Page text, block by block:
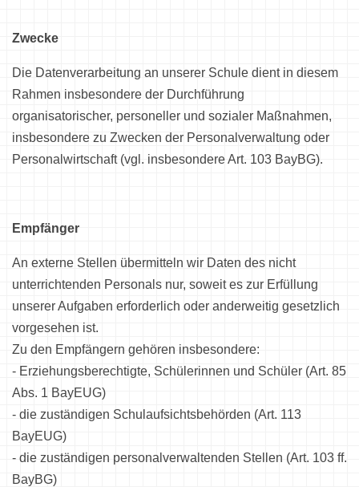
Zwecke
Die Datenverarbeitung an unserer Schule dient in diesem
Rahmen insbesondere der Durchführung
organisatorischer, personeller und sozialer Maßnahmen,
insbesondere zu Zwecken der Personalverwaltung oder
Personalwirtschaft (vgl. insbesondere Art. 103 BayBG).
Empfänger
An externe Stellen übermitteln wir Daten des nicht
unterrichtenden Personals nur, soweit es zur Erfüllung
unserer Aufgaben erforderlich oder anderweitig gesetzlich
vorgesehen ist.
Zu den Empfängern gehören insbesondere:
- Erziehungsberechtigte, Schülerinnen und Schüler (Art. 85
Abs. 1 BayEUG)
- die zuständigen Schulaufsichtsbehörden (Art. 113
BayEUG)
- die zuständigen personalverwaltenden Stellen (Art. 103 ff.
BayBG)